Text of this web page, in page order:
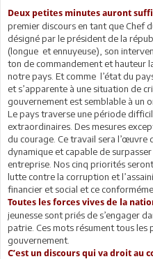
Deux petites minutes auront suffi
premier discours en tant que Chef
désigné par le président de la
(longue et ennuyeuse), son
ton de commandement et hauteur
notre pays. Et comme l’état du
et s’apparente à une situation de
gouvernement est semblable à un
Le pays traverse une période
extraordinaires. Des mesures
du courage. Ce travail sera l’œuvre
dynamique et capable de
entreprise. Nos cinq priorités
lutte contre la corruption et
financier et social et ce
Toutes les forces vives de la
jeunesse sont priés de s’engager
patrie. Ces mots résument tous les
gouvernement.
C’est un discours qui va droit au